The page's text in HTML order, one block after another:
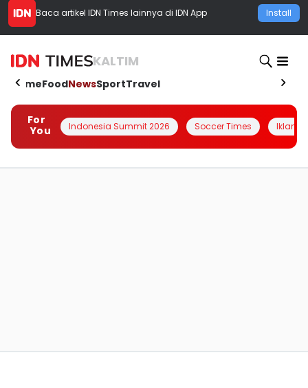
Baca artikel IDN Times lainnya di IDN App Install
KALTIM
HomeFoodNewsSportTravel
For
You
Indonesia Summit 2026 Soccer Times Iklanin